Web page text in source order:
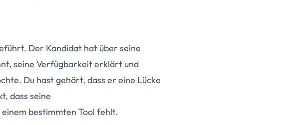
Der Kandidat hat über seine
seine Verfügbarkeit erklärt und
Du hast gehört, dass er eine Lücke
dass seine
bestimmten Tool fehlt.